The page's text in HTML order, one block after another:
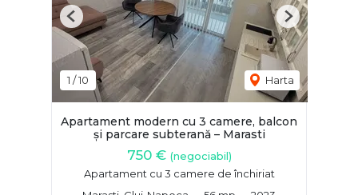
1 /10 Harta
Previous Next
Apartament modern cu 3 camere, balcon
și parcare subterană – Marasti
750 € (negociabil)
Apartament cu 3 camere de închiriat